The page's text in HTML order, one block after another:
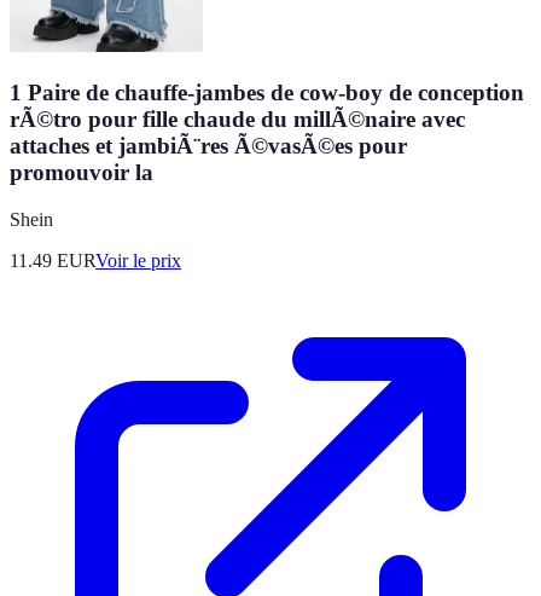
1 Paire de chauffe-jambes de cow-boy de conception
rÃ©tro pour fille chaude du millÃ©naire avec
attaches et jambiÃ¨res Ã©vasÃ©es pour
promouvoir la
Shein
11.49 EURVoir le prix